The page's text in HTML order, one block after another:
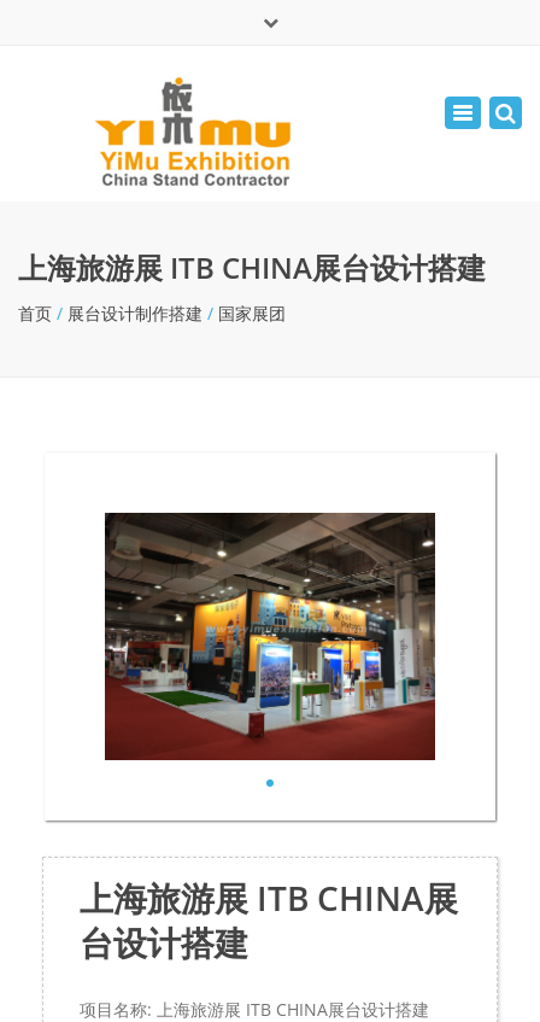
周一 - 周五: 9:00 - 17:30
leolin05131
Toggle
上海旅游展 ITB CHINA展台设计搭建
首页 / 展台设计制作搭建 / 国家展团
上海旅游展 ITB CHINA展
台设计搭建
项目名称: 上海旅游展 ITB CHINA展台设计搭建